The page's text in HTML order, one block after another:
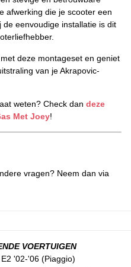
afwerking die je scooter een
eenvoudige installatie is dit
deze montageset en geniet
van je Akrapovic-
weten? Check dan deze
Met Joey!
vragen? Neem dan via
VOERTUIGEN
'02-'06 (Piaggio)